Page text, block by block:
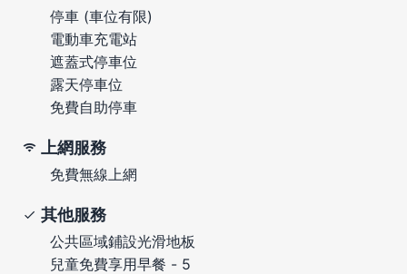
停車 (車位有限)
電動車充電站
遮蓋式停車位
露天停車位
免費自助停車
上網服務
免費無線上網
其他服務
公共區域鋪設光滑地板
兒童免費享用早餐 - 5